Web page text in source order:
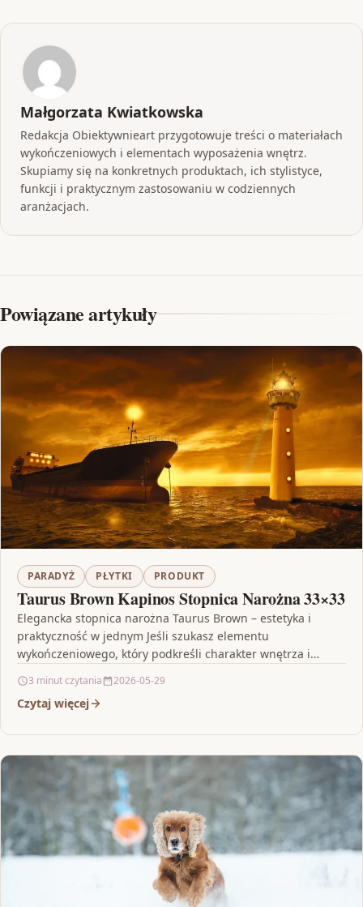
Małgorzata Kwiatkowska
Redakcja Obiektywnieart przygotowuje treści o materiałach
wykończeniowych i elementach wyposażenia wnętrz.
Skupiamy się na konkretnych produktach, ich stylistyce,
funkcji i praktycznym zastosowaniu w codziennych
aranżacjach.
Powiązane artykuły
PARADYŻ PŁYTKI PRODUKT
Taurus Brown Kapinos Stopnica Narożna 33×33
Elegancka stopnica narożna Taurus Brown – estetyka i
praktyczność w jednym Jeśli szukasz elementu
wykończeniowego, który podkreśli charakter wnętrza i
3 minut czytania 2026-05-29
Czytaj więcej